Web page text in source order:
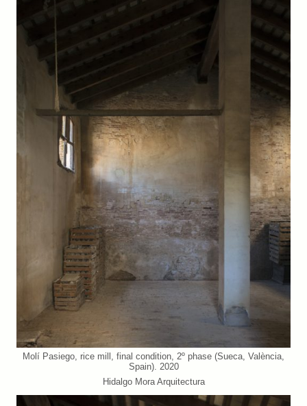
Molí Pasiego, rice mill, final condition, 2º phase (Sueca, València,
Spain). 2020
Hidalgo Mora Arquitectura